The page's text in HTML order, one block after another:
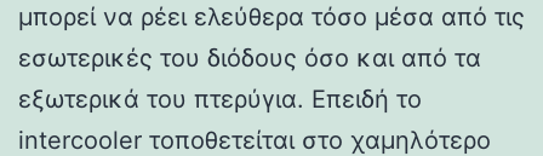
μπορεί να ρέει ελεύθερα τόσο μέσα από τις
εσωτερικές του διόδους όσο και από τα
εξωτερικά του πτερύγια. Επειδή το
intercooler τοποθετείται στο χαμηλότερο